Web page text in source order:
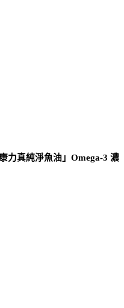
力真純淨魚油」Omega-3 濃